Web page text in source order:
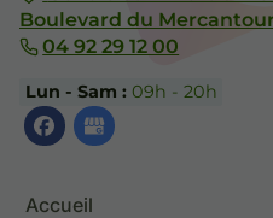
Boulevard du
04 92 29 12 00
Lun - Sam : 09h - 20h
Accueil